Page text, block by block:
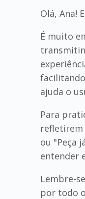
Olá, Ana!
É muito
ajuda o
Para
refletirem
ou "Peça
entender
Lembre-
por todo